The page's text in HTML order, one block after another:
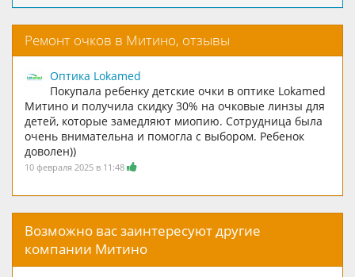
Ремонт очков в Митино, отзывы
Оптика Lokamed
Покупала ребенку детские очки в оптике Lokamed
Митино и получила скидку 30% на очковые линзы для
детей, которые замедляют миопию. Сотрудница была
очень внимательна и помогла с выбором. Ребенок
доволен))
10 февраля 2025 в 11:48
Возможно вас заинтересуют другие
компании Митино